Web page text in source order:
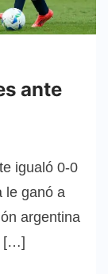
ante
igualó 0-0
le ganó a
argentina
[…]